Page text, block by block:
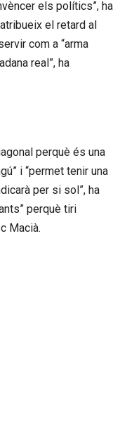
els polítics”, ha
el retard al
com a “arma
real”, ha
perquè és una
i “permet tenir una
per si sol”, ha
perquè tiri
Macià.